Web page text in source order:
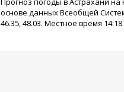
основе данных Всеобщей
46.35, 48.03. Местное время 14:18